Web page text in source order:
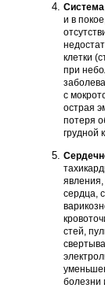
и в
клетки
при
с
острая
потеря
грудной
явления,
сердца,
стей,
болезни